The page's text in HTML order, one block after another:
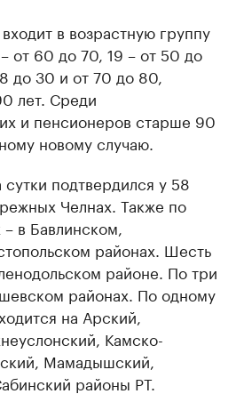
в возрастную группу
от 60 до 70, 19 – от 50 до
до 30 и от 70 до 80,
лет. Среди
и пенсионеров старше 90
новому случаю.
сутки подтвердился у 58
Челнах. Также по
в Бавлинском,
районах. Шесть
районе. По три
районах. По одному
на Арский,
Камско-
Мамадышский,
районы РТ.